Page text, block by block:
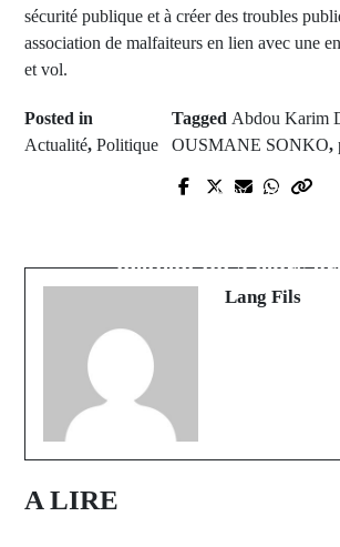
sécurité publique et à créer des troubles
association de malfaiteurs en lien avec une
et vol.
Posted in
Actualité, Politique
Tagged Abdou Karim
OUSMANE SONKO,
Prev Post
mettent fin à leurs
Lang Fils
A LIRE